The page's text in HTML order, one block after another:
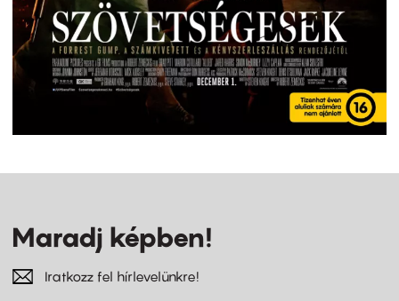
Maradj képben!
Iratkozz fel hírlevelünkre!